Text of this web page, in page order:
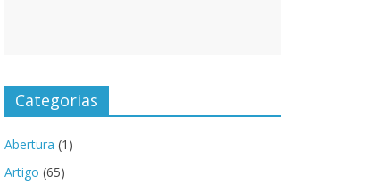
Categorias
Abertura (1)
Artigo (65)